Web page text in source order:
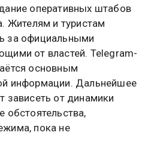
оперативных штабов
Жителям и туристам
за официальными
от властей. Telegram-
основным
информации. Дальнейшее
зависеть от динамики
обстоятельства,
пока не